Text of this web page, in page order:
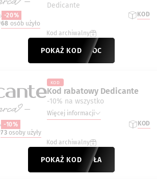
Dedicante
-20%
68 osób użyło
KOD
Kod archiwalny
POKAŻ KODELKANOC
KOD
Kod rabatowy Dedicante
-10% na wszystko
Więcej informacji
-10%
73 osoby użyły
KOD
Kod archiwalny
POKAŻ KODSZKOŁA